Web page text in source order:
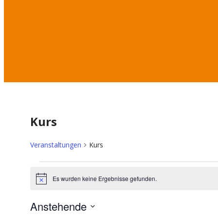
Kurs
Veranstaltungen Kurs
HinweisEs wurden keine Ergebnisse gefunden.
Anstehende